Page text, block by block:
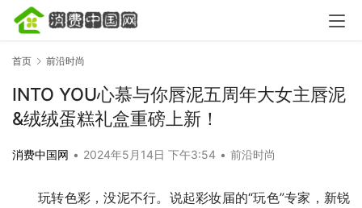
首页 前沿时尚
INTO YOU心慕与你唇泥五周年大女主唇泥
&绒绒蛋糕礼盒重磅上新！
消费中国网 • 2024年5月14日 下午3:54 • 前沿时尚
玩转色彩，没泥不行。说起彩妆届的“玩色”专家，新锐